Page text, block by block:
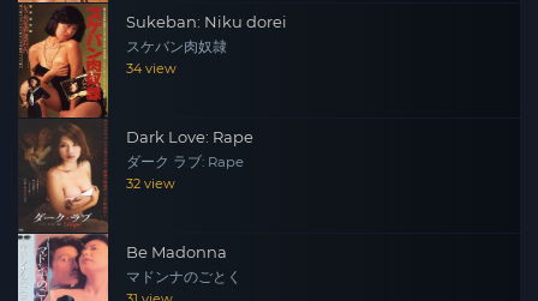
Sukeban: Niku dorei
スケバン肉奴隷
34 view
Dark Love: Rape
ダーク ラブ: Rape
32 view
Be Madonna
マドンナのごとく